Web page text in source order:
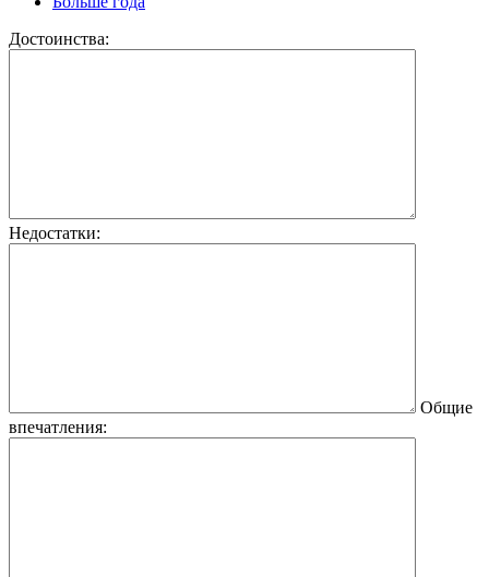
Достоинства:
Недостатки:
Общие
впечатления: